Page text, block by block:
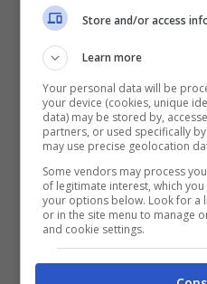
Sotgiu e la Brambati
motivi per nascondere
una relazione
quando erano poco
quando i Ricchi e
esistevano. A quanto
fondazione della band
influenza
Store and/or access
Learn more
Your personal data will be
your device (cookies, unique
data) may be stored by,
partners, or used specifically
may use precise geolocation
Some vendors may process
of legitimate interest, which
your options below. Look for a
or in the site menu to manage
and cookie settings.